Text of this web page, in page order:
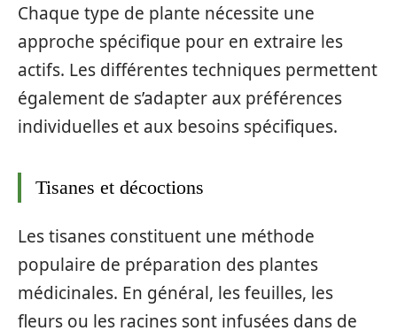
Chaque type de plante nécessite une
approche spécifique pour en extraire les
actifs. Les différentes techniques permettent
également de s’adapter aux préférences
individuelles et aux besoins spécifiques.
Tisanes et décoctions
Les tisanes constituent une méthode
populaire de préparation des plantes
médicinales. En général, les feuilles, les
fleurs ou les racines sont infusées dans de